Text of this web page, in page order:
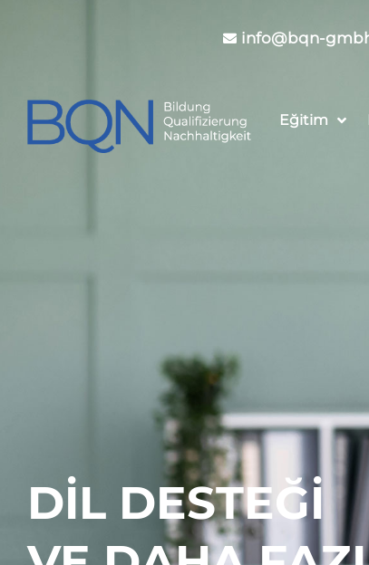
info@bqn-
Eğitim
DIL DESTEĞI